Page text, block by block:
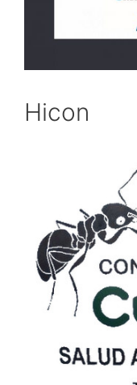
Hicon